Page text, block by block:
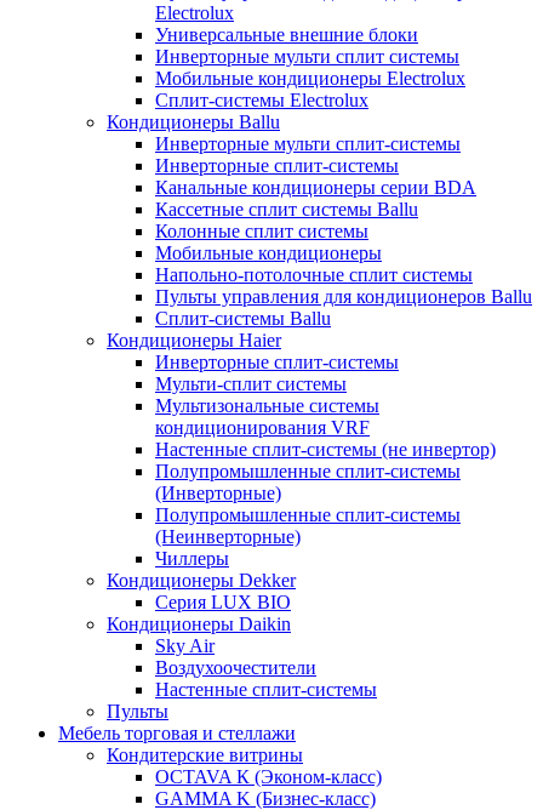
Electrolux
Универсальные внешние блоки
Инверторные мульти сплит системы
Мобильные кондиционеры Electrolux
Сплит-системы Electrolux
Кондиционеры Ballu
Инверторные мульти сплит-системы
Инверторные сплит-системы
Канальные кондиционеры серии BDA
Кассетные сплит системы Ballu
Колонные сплит системы
Мобильные кондиционеры
Напольно-потолочные сплит системы
Пульты управления для кондиционеров Ballu
Сплит-системы Ballu
Кондиционеры Haier
Инверторные сплит-системы
Мульти-сплит системы
Мультизональные системы
кондиционирования VRF
Настенные сплит-системы (не инвертор)
Полупромышленные сплит-системы
(Инверторные)
Полупромышленные сплит-системы
(Неинверторные)
Чиллеры
Кондиционеры Dekker
Серия LUX BIO
Кондиционеры Daikin
Sky Air
Воздухоочестители
Настенные сплит-системы
Пульты
Мебель торговая и стеллажи
Кондитерские витрины
OCTAVA К (Эконом-класс)
GAMMA K (Бизнес-класс)